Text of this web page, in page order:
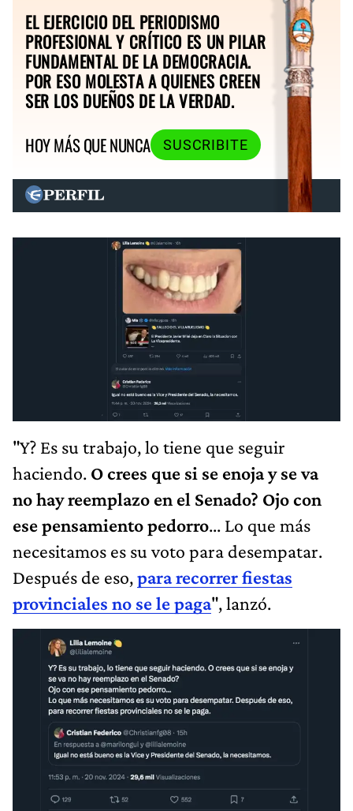
EL EJERCICIO DEL PERIODISMO
PROFESIONAL Y CRÍTICO ES UN PILAR
FUNDAMENTAL DE LA DEMOCRACIA.
POR ESO MOLESTA A QUIENES CREEN
SER LOS DUEÑOS DE LA VERDAD.
HOY MÁS QUE NUNCA
SUSCRIBITE
"Y? Es su trabajo, lo tiene que seguir
haciendo. O crees que si se enoja y se va
no hay reemplazo en el Senado? Ojo con
ese pensamiento pedorro... Lo que más
necesitamos es su voto para desempatar.
Después de eso,para recorrer fiestas
provinciales no se le paga", lanzó.